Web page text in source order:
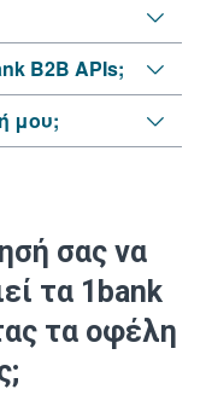
B2B APIs;
μου;
σας να
τα 1bank
τα οφέλη